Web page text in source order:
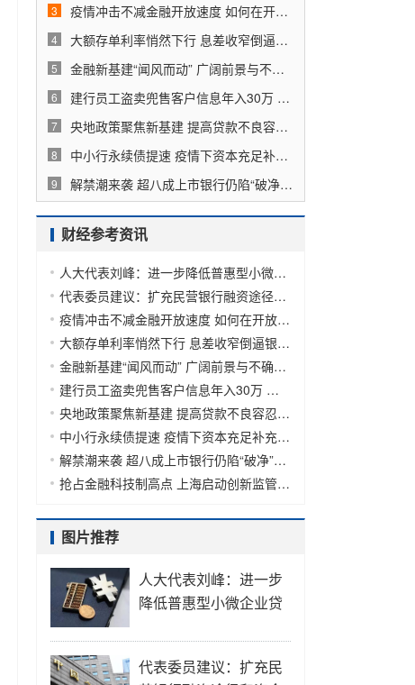
3 疫情冲击不减金融开放速度 如何在开放中实现多赢？
4 大额存单利率悄然下行 息差收窄倒逼银行降低负债成本
5 金融新基建“闻风而动” 广阔前景与不确定性共存
6 建行员工盗卖兜售客户信息年入30万 还称“不知是违法”
7 央地政策聚焦新基建 提高贷款不良容忍度等利好将出
8 中小行永续债提速 疫情下资本充足补充更加紧迫
9 解禁潮来袭 超八成上市银行仍陷“破净”压力
财经参考资讯
人大代表刘峰：进一步降低普惠型小微企业贷款成本
代表委员建议：扩充民营银行融资途径和资金来源
疫情冲击不减金融开放速度 如何在开放中实现多赢？
大额存单利率悄然下行 息差收窄倒逼银行降低负债成本
金融新基建“闻风而动” 广阔前景与不确定性共存
建行员工盗卖兜售客户信息年入30万 还称“不知是违法”
央地政策聚焦新基建 提高贷款不良容忍度等利好将出
中小行永续债提速 疫情下资本充足补充更加紧迫
解禁潮来袭 超八成上市银行仍陷“破净”压力
抢占金融科技制高点 上海启动创新监管试点
图片推荐
人大代表刘峰：进一步
降低普惠型小微企业贷
代表委员建议：扩充民